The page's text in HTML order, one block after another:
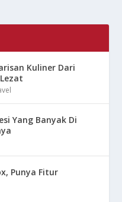
Kuliner Dari
Yang Banyak Di
Punya Fitur